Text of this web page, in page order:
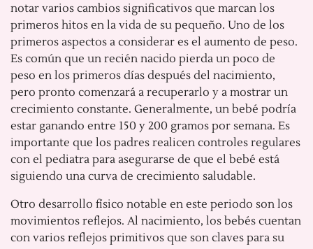
notar varios cambios significativos que marcan los
primeros hitos en la vida de su pequeño. Uno de los
primeros aspectos a considerar es el aumento de peso.
Es común que un recién nacido pierda un poco de
peso en los primeros días después del nacimiento,
pero pronto comenzará a recuperarlo y a mostrar un
crecimiento constante. Generalmente, un bebé podría
estar ganando entre 150 y 200 gramos por semana. Es
importante que los padres realicen controles regulares
con el pediatra para asegurarse de que el bebé está
siguiendo una curva de crecimiento saludable.
Otro desarrollo físico notable en este periodo son los
movimientos reflejos. Al nacimiento, los bebés cuentan
con varios reflejos primitivos que son claves para su